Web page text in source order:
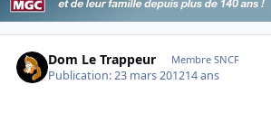
Dom Le Trappeur Membre SNCF
Publication:23 mars 201214 ans